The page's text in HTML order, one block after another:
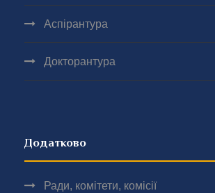
Аспірантура
Докторантура
Додатково
Ради, комітети, комісії